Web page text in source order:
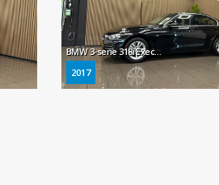
BMW 3-serie 318i Executive * Automaat / Dealer onderhouden / Afn. Trekhaak / LED / Navigatie / NL Auto *
2017